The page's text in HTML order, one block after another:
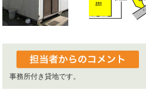
事務所付き貸地です。